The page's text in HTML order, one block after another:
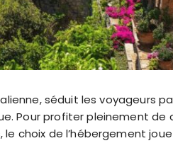
séduit les voyageurs
Pour profiter pleinement
choix de l’hébergement